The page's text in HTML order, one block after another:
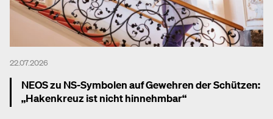
22.07.2026
NEOS zu NS-Symbolen auf Gewehren der Schützen:
„Hakenkreuz ist nicht hinnehmbar“